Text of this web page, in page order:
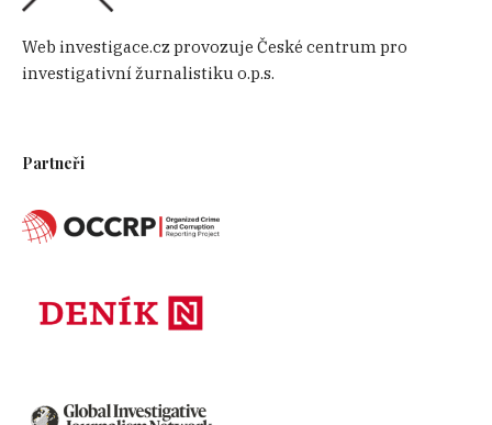
Web investigace.cz provozuje České centrum pro
investigativní žurnalistiku o.p.s.
Partneři